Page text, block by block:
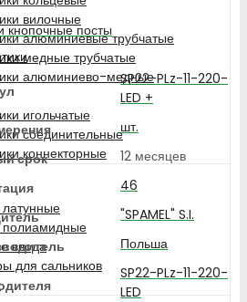
вилочные
алюминиевые трубчатые
медные трубчатые
алюминиево-медные
игольчатые
соединительные
коннекторные
полиамидные
ввода
для сальников
кнопочные посты
SP22-PLz-11-220-
LED +
шт.
срок
12 месяцев
46
"SPAMEL" S.I.
Польша
SP22-PLz-11-220-
LED